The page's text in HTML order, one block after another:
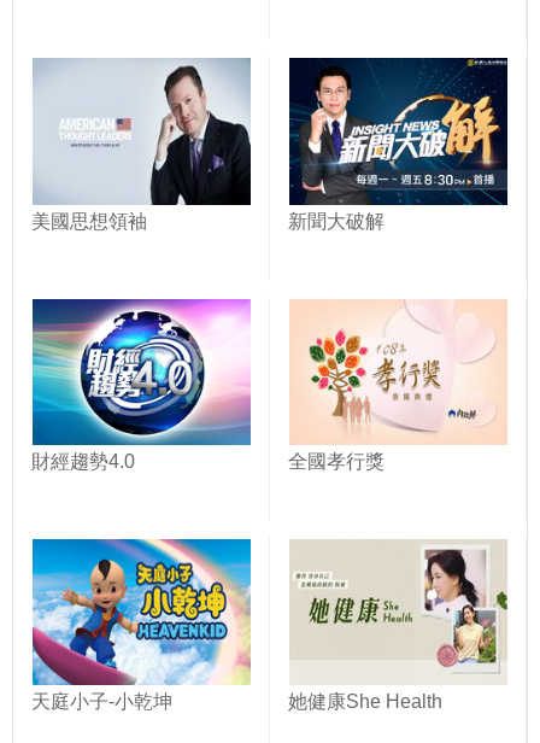
美國思想領袖 新聞大破解
財經趨勢4.0 全國孝行獎
天庭小子-小乾坤 她健康She Health